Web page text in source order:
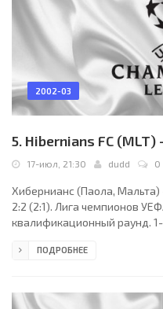
2002-03
5. Hibernians FC
17-июл, 21:30 dudd 0
Хибернианс (Паола,
2:2 (2:1). Лига чемпионов
квалификационный раунд.
– 17797). Судьи: Эрик Бларо,
74), 3. Бранко Нишевич
ПОДРОБНЕЕ